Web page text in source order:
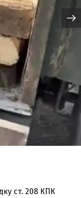
ст. 208 КПК